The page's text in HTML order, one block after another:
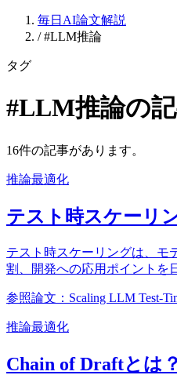
毎日AI論文解説
/ #LLM推論
タグ
#LLM推論の
16件の記事があります。
推論最適化
テスト時スケーリ
テスト時スケーリングは、モ
割、開発への応用ポイントを
参照論文：Scaling LLM Test-
推論最適化
Chain of Draftとは